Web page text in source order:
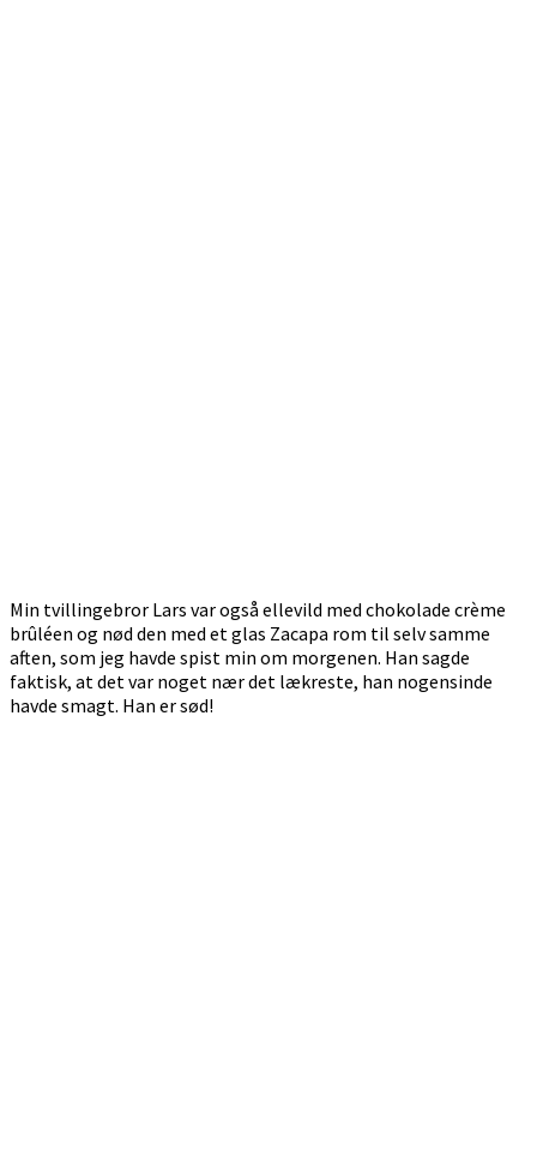
Min tvillingebror Lars var også ellevild med chokolade crème
brûléen og nød den med et glas Zacapa rom til selv samme
aften, som jeg havde spist min om morgenen. Han sagde
faktisk, at det var noget nær det lækreste, han nogensinde
havde smagt. Han er sød!